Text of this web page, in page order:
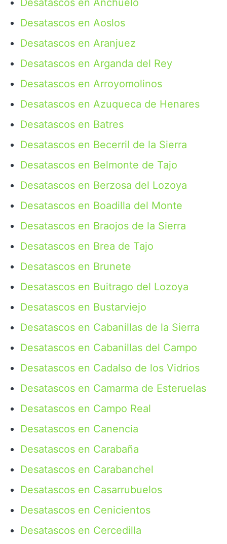
Desatascos en Anchuelo
Desatascos en Aoslos
Desatascos en Aranjuez
Desatascos en Arganda del Rey
Desatascos en Arroyomolinos
Desatascos en Azuqueca de Henares
Desatascos en Batres
Desatascos en Becerril de la Sierra
Desatascos en Belmonte de Tajo
Desatascos en Berzosa del Lozoya
Desatascos en Boadilla del Monte
Desatascos en Braojos de la Sierra
Desatascos en Brea de Tajo
Desatascos en Brunete
Desatascos en Buitrago del Lozoya
Desatascos en Bustarviejo
Desatascos en Cabanillas de la Sierra
Desatascos en Cabanillas del Campo
Desatascos en Cadalso de los Vidrios
Desatascos en Camarma de Esteruelas
Desatascos en Campo Real
Desatascos en Canencia
Desatascos en Carabaña
Desatascos en Carabanchel
Desatascos en Casarrubuelos
Desatascos en Cenicientos
Desatascos en Cercedilla